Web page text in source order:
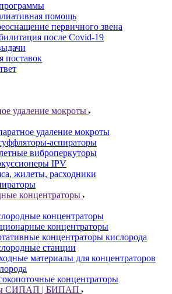
помощь
первичного звена
после Covid-19
поставок
удаление мокроты
удаление мокроты
аспираторы
виброперкуторы
IPV
жилеты, расходники
концентраторы
концентраторы
концентраторы
концентраторы кислорода
станции
материалы для концентраторов
концентраторы
СИПАП | БИПАП